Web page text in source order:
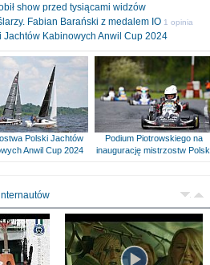
show przed tysiącami widzów
Fabian Barański z medalem IO 1 opinia
Jachtów Kabinowych Anwil Cup 2024
Polski Jachtów
Anwil Cup 2024
Podium Piotrowskiego na
inaugurację mistrzostw Polski